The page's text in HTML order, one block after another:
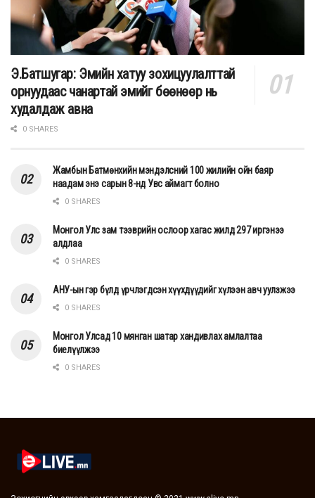
Э.Батшугар: Эмийн хатуу зохицуулалттай
орнуудаас чанартай эмийг бөөнөөр нь
худалдаж авна
0 SHARES
Жамбын Батмөнхийн мэндэлсний 100 жилийн ойн баяр
наадам энэ сарын 8-нд Увс аймагт болно
0 SHARES
Монгол Улс зам тээврийн ослоор хагас жилд 297 иргэнээ
алдлаа
0 SHARES
АНУ-ын гэр бүлд үрчлэгдсэн хүүхдүүдийг хүлээн авч уулзжээ
0 SHARES
Монгол Улсад 10 мянган шатар хандивлах амлалтаа
биелүүлжээ
0 SHARES